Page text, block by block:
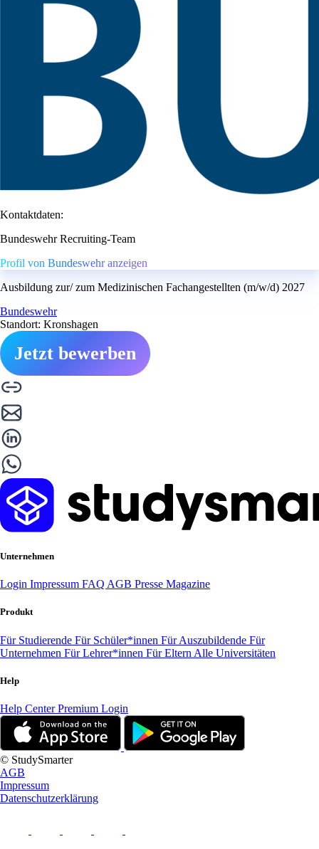
Kontaktdaten:
Bundeswehr Recruiting-Team
Profil von Bundeswehr anzeigen
Ausbildung zur/ zum Medizinischen Fachangestellten (m/w/d) 2027
Bundeswehr
Standort: Kronshagen
Jetzt bewerben
Unternehmen
Login Impressum FAQ AGB Presse Magazine
Produkt
Für Studierende Für Schüler*innen Für Auszubildende Für
Unternehmen Für Lehrer*innen Für Eltern Alle Universitäten
Help
Help CenterPremium Login
© StudySmarter
AGB
Impressum
Datenschutzerklärung